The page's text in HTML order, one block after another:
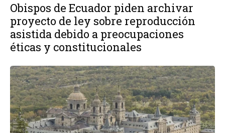
Obispos de Ecuador piden archivar
proyecto de ley sobre reproducción
asistida debido a preocupaciones
éticas y constitucionales